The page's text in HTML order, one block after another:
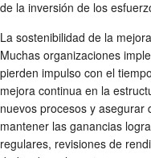
de la inversión de los
La sostenibilidad de la
Muchas organizaciones
pierden impulso con el
mejora continua en la
nuevos procesos y asegurar
mantener las ganancias
regulares, revisiones de